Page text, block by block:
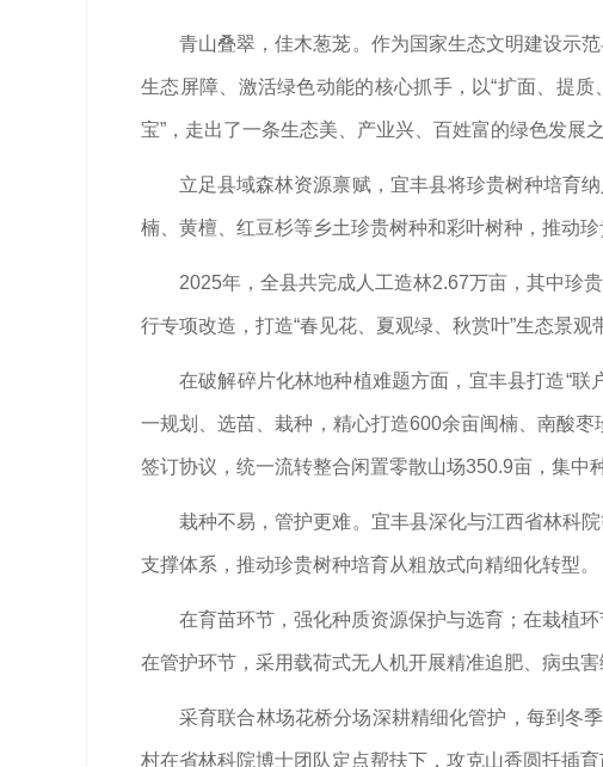
青山叠翠，佳木葱茏。作为国家生态文明建设示
生态屏障、激活绿色动能的核心抓手，以“扩面、提
宝”，走出了一条生态美、产业兴、百姓富的绿色发展之
立足县域森林资源禀赋，宜丰县将珍贵树种培育
楠、黄檀、红豆杉等乡土珍贵树种和彩叶树种，推动
2025年，全县共完成人工造林2.67万亩，其中珍
行专项改造，打造“春见花、夏观绿、秋赏叶”生态景观
在破解碎片化林地种植难题方面，宜丰县打造“联
一规划、选苗、栽种，精心打造600余亩闽楠、南酸
签订协议，统一流转整合闲置零散山场350.9亩，集中
栽种不易，管护更难。宜丰县深化与江西省林科
支撑体系，推动珍贵树种培育从粗放式向精细化转型。
在育苗环节，强化种质资源保护与选育；在栽植
在管护环节，采用载荷式无人机开展精准追肥、病虫
采育联合林场花桥分场深耕精细化管护，每到冬
村在省林科院博士团队定点帮扶下，攻克山香圆扦插